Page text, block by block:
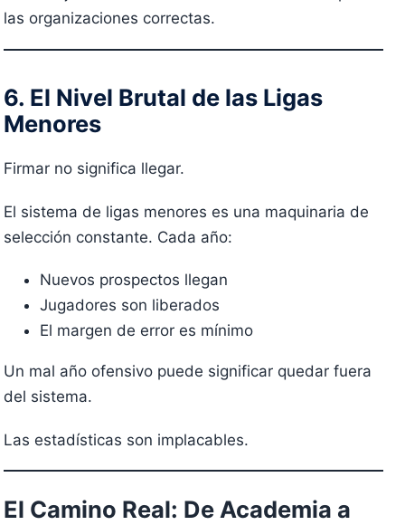
las organizaciones correctas.
6. El Nivel Brutal de las Ligas
Menores
Firmar no significa llegar.
El sistema de ligas menores es una maquinaria de
selección constante. Cada año:
Nuevos prospectos llegan
Jugadores son liberados
El margen de error es mínimo
Un mal año ofensivo puede significar quedar fuera
del sistema.
Las estadísticas son implacables.
El Camino Real: De Academia a